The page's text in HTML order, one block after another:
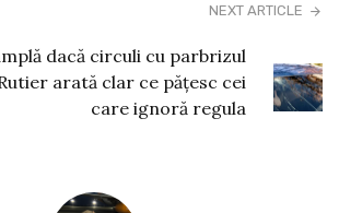
NEXT ARTICLE
dacă circuli cu parbrizul
arată clar ce pățesc cei
care ignoră regula